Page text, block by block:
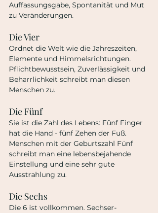
Auffassungsgabe, Spontanität und Mut
zu Veränderungen.
Die Vier
Ordnet die Welt wie die Jahreszeiten,
Elemente und Himmelsrichtungen.
Pflichtbewusstsein, Zuverlässigkeit und
Beharrlichkeit schreibt man diesen
Menschen zu.
Die Fünf
Sie ist die Zahl des Lebens: Fünf Finger
hat die Hand - fünf Zehen der Fuß.
Menschen mit der Geburtszahl Fünf
schreibt man eine lebensbejahende
Einstellung und eine sehr gute
Ausstrahlung zu.
Die Sechs
Die 6 ist vollkommen. Sechser-